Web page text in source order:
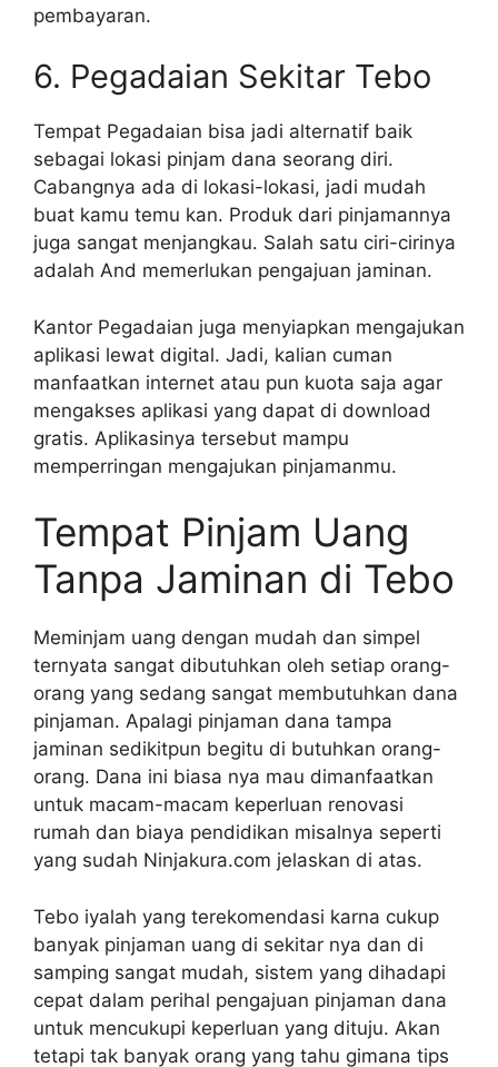
pembayaran.
6. Pegadaian Sekitar Tebo
Tempat Pegadaian bisa jadi alternatif baik
sebagai lokasi pinjam dana seorang diri.
Cabangnya ada di lokasi-lokasi, jadi mudah
buat kamu temu kan. Produk dari pinjamannya
juga sangat menjangkau. Salah satu ciri-cirinya
adalah And memerlukan pengajuan jaminan.
Kantor Pegadaian juga menyiapkan mengajukan
aplikasi lewat digital. Jadi, kalian cuman
manfaatkan internet atau pun kuota saja agar
mengakses aplikasi yang dapat di download
gratis. Aplikasinya tersebut mampu
memperringan mengajukan pinjamanmu.
Tempat Pinjam Uang
Tanpa Jaminan di Tebo
Meminjam uang dengan mudah dan simpel
ternyata sangat dibutuhkan oleh setiap orang-
orang yang sedang sangat membutuhkan dana
pinjaman. Apalagi pinjaman dana tampa
jaminan sedikitpun begitu di butuhkan orang-
orang. Dana ini biasa nya mau dimanfaatkan
untuk macam-macam keperluan renovasi
rumah dan biaya pendidikan misalnya seperti
yang sudah Ninjakura.com jelaskan di atas.
Tebo iyalah yang terekomendasi karna cukup
banyak pinjaman uang di sekitar nya dan di
samping sangat mudah, sistem yang dihadapi
cepat dalam perihal pengajuan pinjaman dana
untuk mencukupi keperluan yang dituju. Akan
tetapi tak banyak orang yang tahu gimana tips